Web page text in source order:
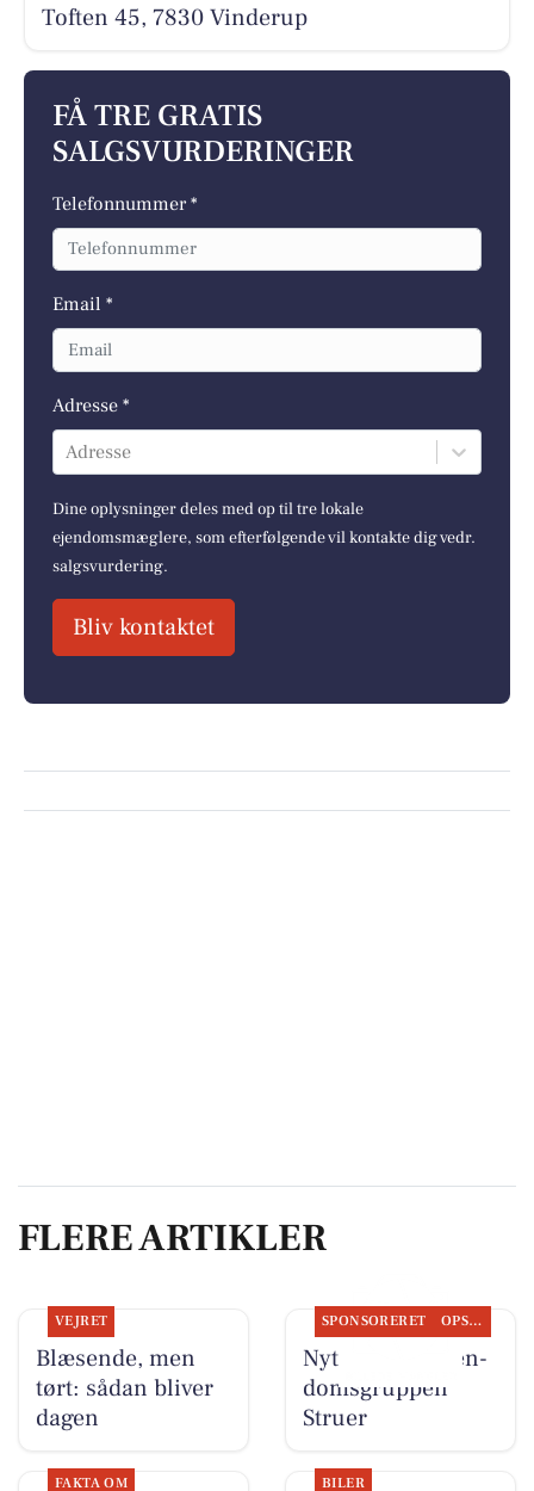
Toften 45, 7830 Vinderup
FÅ TRE GRATIS
SALGSVURDERINGER
Telefonnummer *
Email *
Adresse *
Adresse
Dine oplysninger deles med op til tre lokale
ejendomsmæglere, som efterfølgende vil kontakte dig vedr.
salgsvurdering.
Bliv kontaktet
FLERE ARTIKLER
VEJRET
Blæsende, men
tørt: sådan bliver
dagen
SPONSORERET OPSLAGSTAVLEN
Nyt fra EDC Ejen­
doms­grup­pen
Struer
FAKTA OM BILER